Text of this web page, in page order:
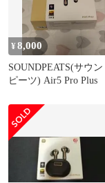
¥8,000
SOUNDPEATS(サウン
ピーツ) Air5 Pro Plus